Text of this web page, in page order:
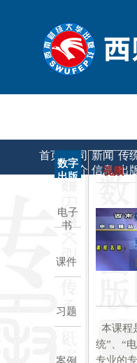
首页
公司
简介
新闻
信息
传
出
数字
出版
电子
书
课件
习题
视频
本课程
统”、“
专业的